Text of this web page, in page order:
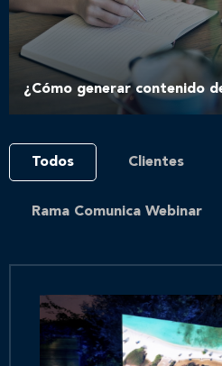
¿Cómo generar contenido
Todos Clientes
Rama Comunica Webinar